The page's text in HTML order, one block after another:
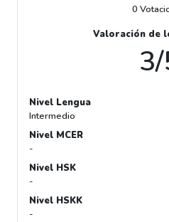
0
Valoración de
Nivel Lengua
Intermedio
Nivel MCER
-
Nivel HSK
-
Nivel HSKK
-